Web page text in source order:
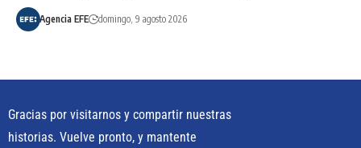
Agencia EFE domingo, 9 agosto 2026
Gracias por visitarnos y compartir nuestras
historias. Vuelve pronto, y mantente